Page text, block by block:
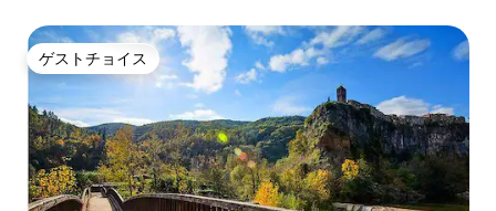
ゲストチョイス
ゲストチョイス